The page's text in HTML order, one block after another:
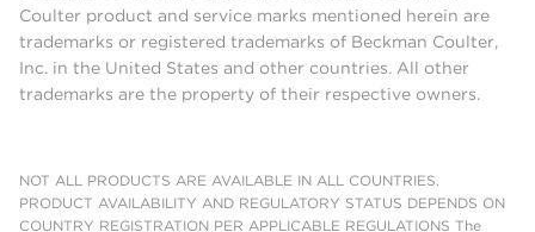
Coulter product and service marks mentioned herein are
trademarks or registered trademarks of Beckman Coulter,
Inc. in the United States and other countries. All other
trademarks are the property of their respective owners.
NOT ALL PRODUCTS ARE AVAILABLE IN ALL COUNTRIES.
PRODUCT AVAILABILITY AND REGULATORY STATUS DEPENDS ON
COUNTRY REGISTRATION PER APPLICABLE REGULATIONS The